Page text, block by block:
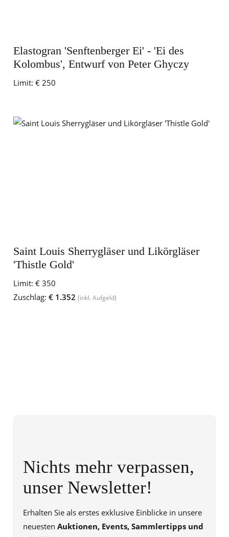
Elastogran 'Senftenberger Ei' - 'Ei des
Kolombus', Entwurf von Peter Ghyczy
Limit: € 250
Saint Louis Sherrygläser und Likörgläser
'Thistle Gold'
Limit: € 350
Zuschlag: € 1.352 (inkl. Aufgeld)
Nichts mehr verpassen,
unser Newsletter!
Erhalten Sie als erstes exklusive Einblicke in unsere
neuesten Auktionen, Events, Sammlertipps und